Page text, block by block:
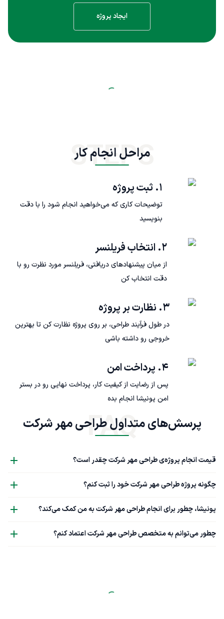
ایجاد پروژه
مراحل انجام کار
STEPS
۱. ثبت پروژه
توضیحات کاری که می‌خواهید انجام شود را با دقت
بنویسید
۲. انتخاب فریلنسر
از میان پیشنهادهای دریافتی، فریلنسر مورد نظرت رو با
دقت انتخاب کن
۳. نظارت بر پروژه
در طول فرآیند طراحی، بر روی پروژه نظارت کن تا بهترین
خروجی رو داشته باشی
۴. پرداخت امن
پس از رضایت از کیفیت کار، پرداخت نهایی رو در بستر
امن پونیشا انجام بده
پرسش‌های متداول طراحی مهر شرکت FAQ
قیمت انجام پروژه‌ی طراحی مهر شرکت چقدر است؟
چگونه پروژه طراحی مهر شرکت خود را ثبت کنم؟
پونیشا، چطور برای انجام طراحی مهر شرکت به من کمک می‌کند؟
چطور می‌توانم به متخصص طراحی مهر شرکت اعتماد کنم؟